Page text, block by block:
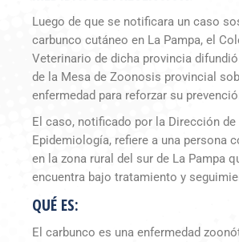
Luego de que se notificara un caso
carbunco cutáneo en La Pampa, el
Veterinario de dicha provincia
de la Mesa de Zoonosis provincial
enfermedad para reforzar su
El caso, notificado por la Dirección de
Epidemiología, refiere a una persona
en la zona rural del sur de La Pampa
encuentra bajo tratamiento y
QUÉ ES:
El carbunco es una enfermedad